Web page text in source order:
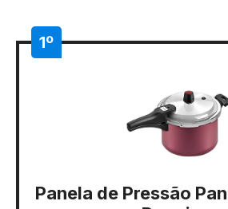
1º
Panela de Pressão